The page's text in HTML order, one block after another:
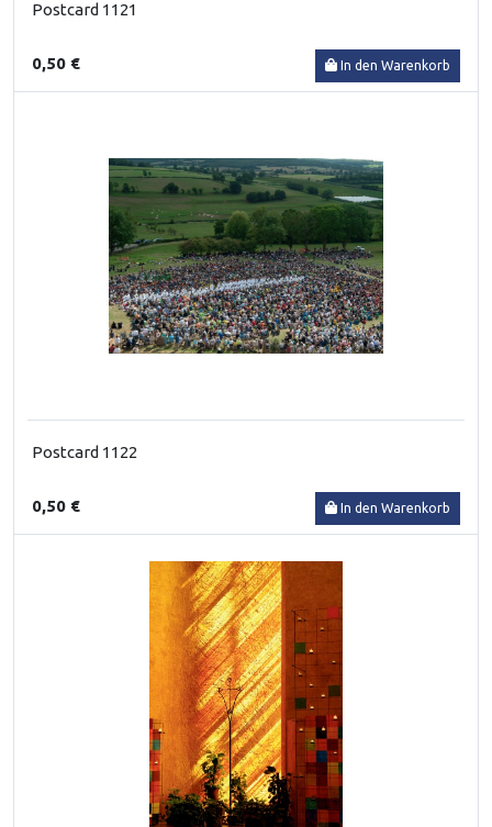
Postcard 1121
0,50 € In den Warenkorb
Postcard 1122
0,50 € In den Warenkorb